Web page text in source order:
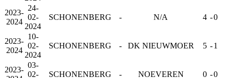
2023-
2024
24-
02-
2024
SCHONENBERG - N/A 4 -0
2023-
2024
10-
02-
2024
SCHONENBERG - DK NIEUWMOER 5 -1
2023-
03-
02-
SCHONENBERG - NOEVEREN 0 -0